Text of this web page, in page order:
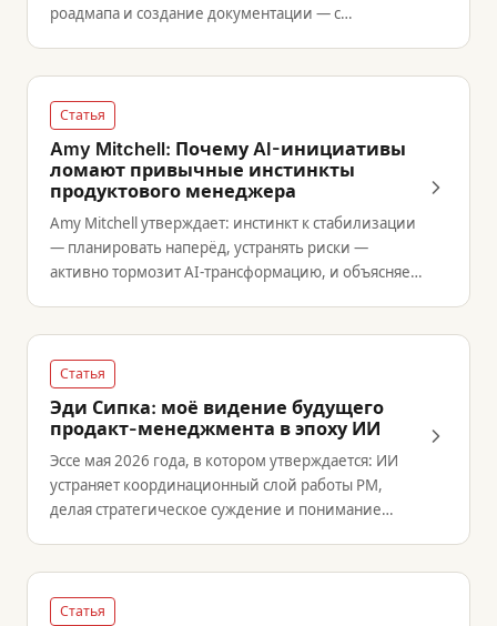
роадмапа и создание документации — с
Статья
Amy Mitchell: Почему AI-инициативы
ломают привычные инстинкты
продуктового менеджера
Amy Mitchell утверждает: инстинкт к стабилизации
— планировать наперёд, устранять риски —
активно тормозит AI-трансформацию, и объясняет,
Статья
Эди Сипка: моё видение будущего
продакт-менеджмента в эпоху ИИ
Эссе мая 2026 года, в котором утверждается: ИИ
устраняет координационный слой работы PM,
делая стратегическое суждение и понимание
Статья